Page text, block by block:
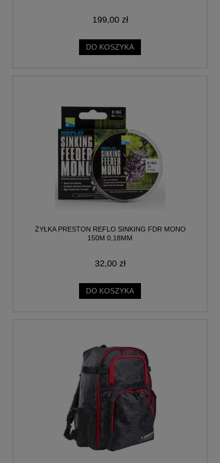
199,00 zł
DO KOSZYKA
ŻYŁKA PRESTON REFLO SINKING FDR MONO
150M 0,18MM
32,00 zł
DO KOSZYKA